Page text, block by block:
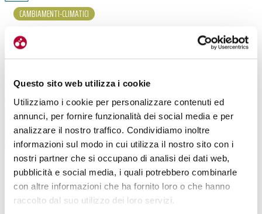
Questo sito web utilizza i cookie
Utilizziamo i cookie per personalizzare contenuti ed
annunci, per fornire funzionalità dei social media e per
analizzare il nostro traffico. Condividiamo inoltre
informazioni sul modo in cui utilizza il nostro sito con i
nostri partner che si occupano di analisi dei dati web,
pubblicità e social media, i quali potrebbero combinarle
con altre informazioni che ha fornito loro o che hanno
raccolto dal suo utilizzo dei loro servizi.
CAMBIAMENTI-CLIMATICI
LEGGI TUTTI GLI ARTICOLI
26-11-2024
IL BLACK FRIDAY POW ITALIA? UNA CAMPAGNA A
FAVORE DELLA LOTTA CLIMATICA